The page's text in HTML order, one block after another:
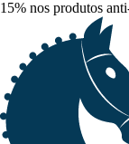
15% nos produtos